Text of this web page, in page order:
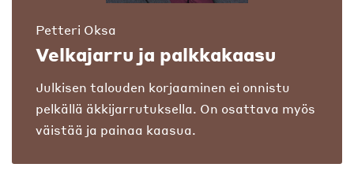
Petteri Oksa
Velkajarru ja palkkakaasu
Julkisen talouden korjaaminen ei onnistu
pelkällä äkkijarrutuksella. On osattava myös
väistää ja painaa kaasua.